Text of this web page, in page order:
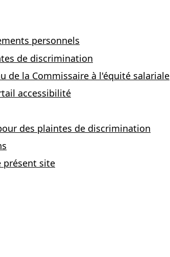
personnels
de discrimination
de la Commissaire à l'équité salariale
accessibilité
des plaintes de discrimination
présent site